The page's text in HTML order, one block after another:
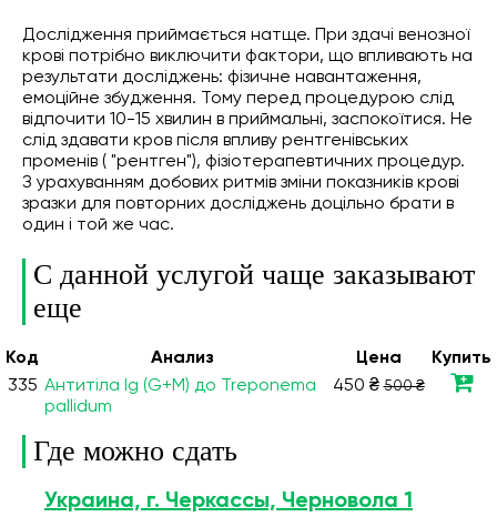
Дослідження приймається натще. При здачі венозної
крові потрібно виключити фактори, що впливають на
результати досліджень: фізичне навантаження,
емоційне збудження. Тому перед процедурою слід
відпочити 10-15 хвилин в приймальні, заспокоїтися. Не
слід здавати кров після впливу рентгенівських
променів ( "рентген"), фізіотерапевтичних процедур.
З урахуванням добових ритмів зміни показників крові
зразки для повторних досліджень доцільно брати в
один і той же час.
С данной услугой чаще заказывают
еще
Код Анализ Цена
Купить
335 Антитіла Ig (G+М) до Treponema
pallidum
450 ₴500 ₴
Где можно сдать
Украина, г. Черкассы, Черновола 1